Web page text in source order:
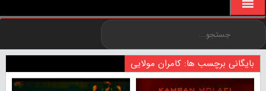
بایگانی برچسب ها: کامران مولایی